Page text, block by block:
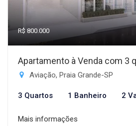
R$ 800.000
Apartamento à Venda com 3
Aviação, Praia Grande-SP
3 Quartos 1 Banheiro 2
Mais informações